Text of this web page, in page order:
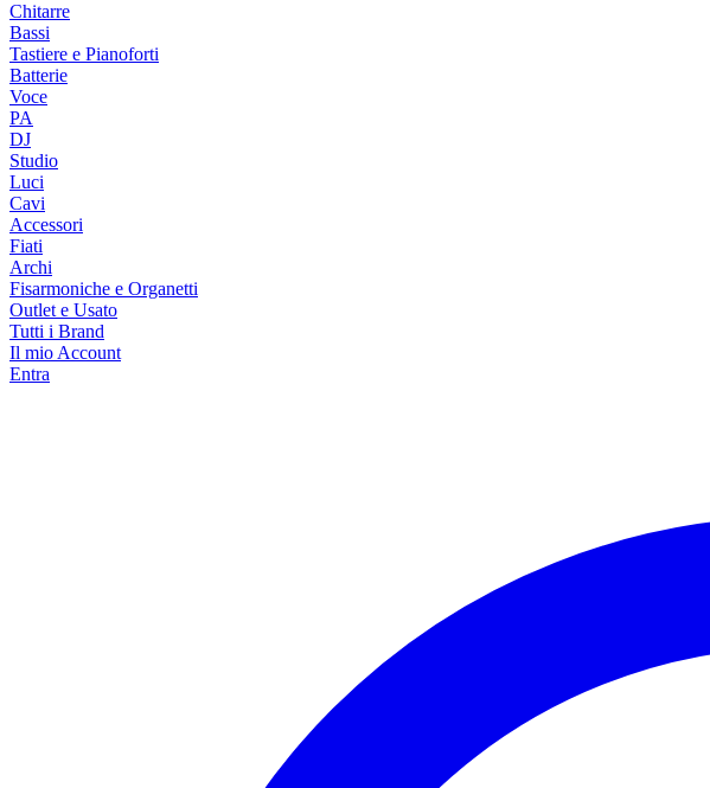
Chitarre
Bassi
Tastiere e Pianoforti
Batterie
Voce
PA
DJ
Studio
Luci
Cavi
Accessori
Fiati
Archi
Fisarmoniche e Organetti
Outlet e Usato
Tutti i Brand
Il mio Account
Entra